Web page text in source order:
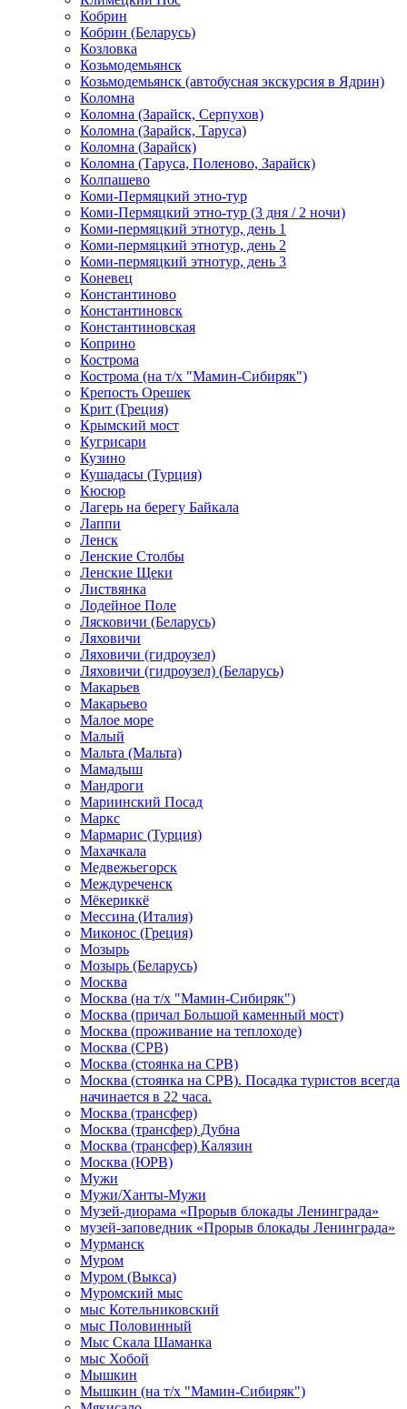
Кобрин
Кобрин (Беларусь)
Козловка
Козьмодемьянск
Козьмодемьянск (автобусная экскурсия в Ядрин)
Коломна
Коломна (Зарайск, Серпухов)
Коломна (Зарайск, Таруса)
Коломна (Зарайск)
Коломна (Таруса, Поленово, Зарайск)
Колпашево
Коми-Пермяцкий этно-тур
Коми-Пермяцкий этно-тур (3 дня / 2 ночи)
Коми-пермяцкий этнотур, день 1
Коми-пермяцкий этнотур, день 2
Коми-пермяцкий этнотур, день 3
Коневец
Константиново
Константиновск
Константиновская
Коприно
Кострома
Кострома (на т/х "Мамин-Сибиряк")
Крепость Орешек
Крит (Греция)
Крымский мост
Кугрисари
Кузино
Кушадасы (Турция)
Кюсюр
Лагерь на берегу Байкала
Лаппи
Ленск
Ленские Столбы
Ленские Щеки
Листвянка
Лодейное Поле
Лясковичи (Беларусь)
Ляховичи
Ляховичи (гидроузел)
Ляховичи (гидроузел) (Беларусь)
Макарьев
Макарьево
Малое море
Малый
Мальта (Мальта)
Мамадыш
Мандроги
Мариинский Посад
Маркс
Мармарис (Турция)
Махачкала
Медвежьегорск
Междуреченск
Мёкериккё
Мессина (Италия)
Миконос (Греция)
Мозырь
Мозырь (Беларусь)
Москва
Москва (на т/х "Мамин-Сибиряк")
Москва (причал Большой каменный мост)
Москва (проживание на теплоходе)
Москва (СРВ)
Москва (стоянка на СРВ)
Москва (стоянка на СРВ). Посадка туристов всегда
начинается в 22 часа.
Москва (трансфер)
Москва (трансфер) Дубна
Москва (трансфер) Калязин
Москва (ЮРВ)
Мужи
Мужи/Ханты-Мужи
Музей-диорама «Прорыв блокады Ленинграда»
музей-заповедник «Прорыв блокады Ленинграда»
Мурманск
Муром
Муром (Выкса)
Муромский мыс
мыс Котельниковский
мыс Половинный
Мыс Скала Шаманка
мыс Хобой
Мышкин
Мышкин (на т/х "Мамин-Сибиряк")